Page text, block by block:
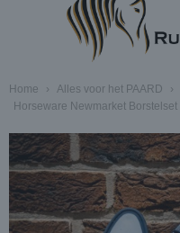
Home › Alles voor het PAARD ›
Horseware Newmarket Borstelset